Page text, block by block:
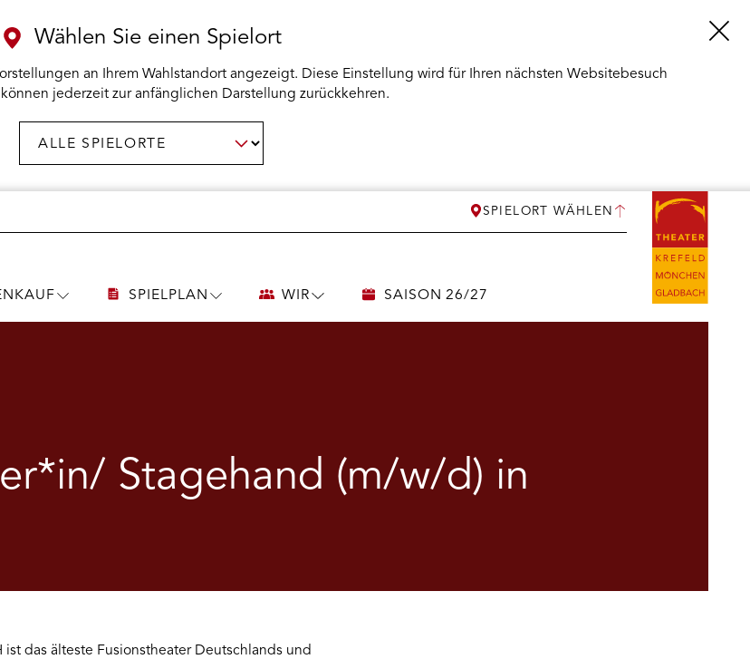
SPIELORT WÄHLEN
Wählen Sie einen Spielort
an Ihrem Wahlstandort angezeigt. Diese Einstellung wird für Ihren nächsten Websitebesuch
jederzeit zur anfänglichen Darstellung zurückkehren.
UNTERMENÜSPIELPLAN UNTERMENÜ
WIR UNTERMENÜSAISON 26/27
Stagehand (m/w/d) in
das älteste Fusionstheater Deutschlands und